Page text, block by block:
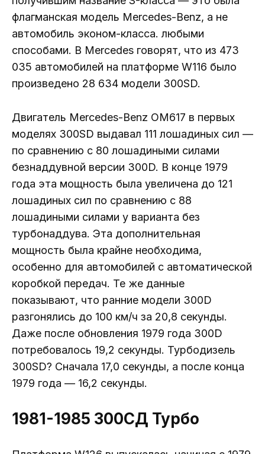
флагманская модель Mercedes-Benz, а не
автомобиль эконом-класса. любыми
способами. В Mercedes говорят, что из 473
035 автомобилей на платформе W116 было
произведено 28 634 модели 300SD.
Двигатель Mercedes-Benz OM617 в первых
моделях 300SD выдавал 111 лошадиных сил —
по сравнению с 80 лошадиными силами
безнаддувной версии 300D. В конце 1979
года эта мощность была увеличена до 121
лошадиных сил по сравнению с 88
лошадиными силами у варианта без
турбонаддува. Эта дополнительная
мощность была крайне необходима,
особенно для автомобилей с автоматической
коробкой передач. Те же данные
показывают, что ранние модели 300D
разгонялись до 100 км/ч за 20,8 секунды.
Даже после обновления 1979 года 300D
потребовалось 19,2 секунды. Турбодизель
300SD? Сначала 17,0 секунды, а после конца
1979 года — 16,2 секунды.
1981-1985 300СД Турбо